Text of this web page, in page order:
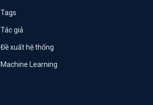
Tags
Tác giả
Đề xuất hệ thống
Machine Learning